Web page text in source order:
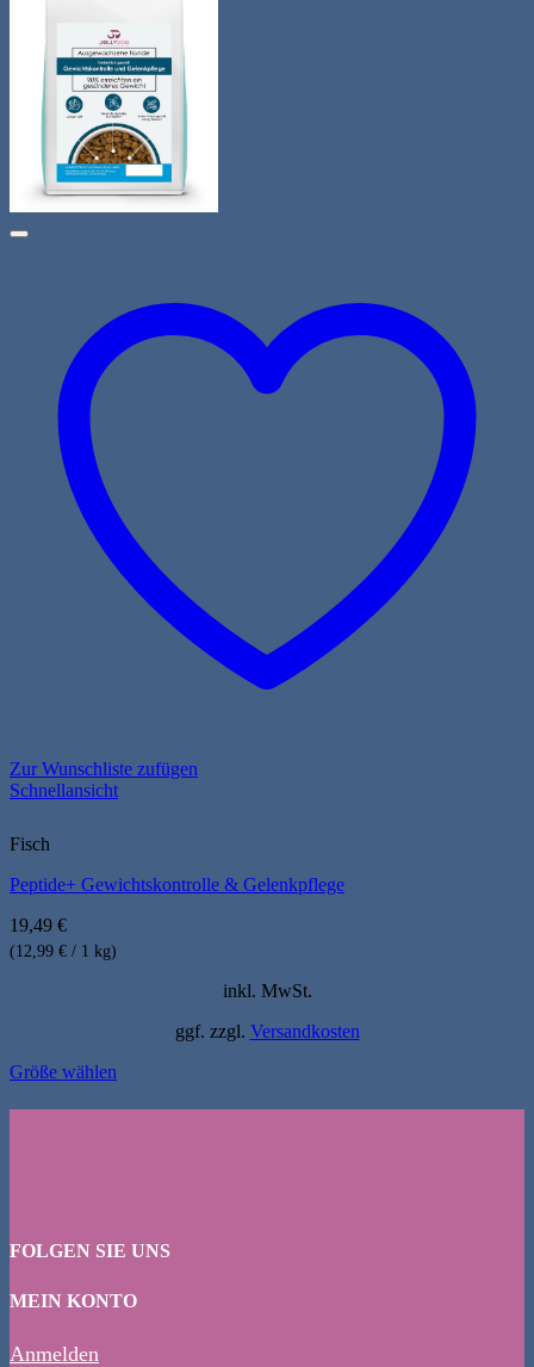
Zur Wunschliste zufügen
Schnellansicht
Fisch
Peptide+ Gewichtskontrolle & Gelenkpflege
19,49 €
(12,99 € / 1 kg)
inkl. MwSt.
ggf. zzgl. Versandkosten
Größe wählen
Produkt
Optionen
können
der
gewählt
FOLGEN SIE UNS
MEIN KONTO
Anmelden